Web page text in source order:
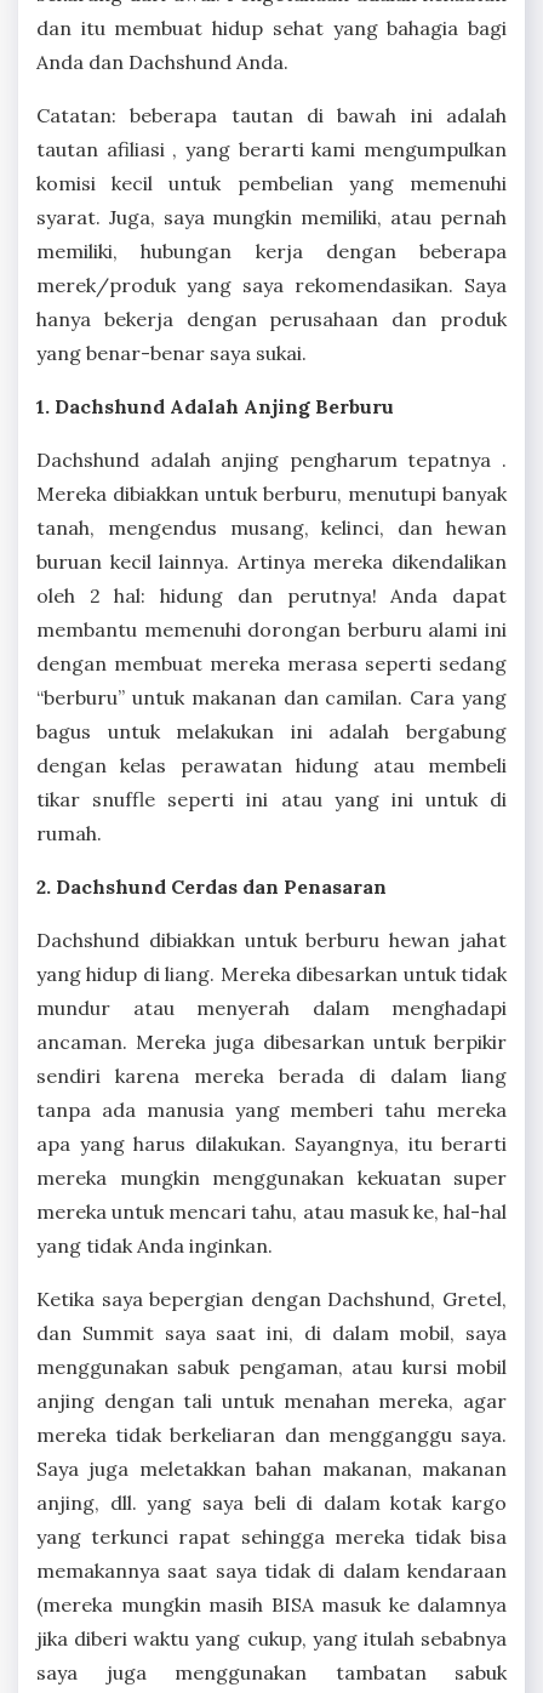
dan itu membuat hidup sehat yang bahagia bagi
Anda dan Dachshund Anda.
Catatan: beberapa tautan di bawah ini adalah
tautan afiliasi , yang berarti kami mengumpulkan
komisi kecil untuk pembelian yang memenuhi
syarat. Juga, saya mungkin memiliki, atau pernah
memiliki, hubungan kerja dengan beberapa
merek/produk yang saya rekomendasikan. Saya
hanya bekerja dengan perusahaan dan produk
yang benar-benar saya sukai.
1. Dachshund Adalah Anjing Berburu
Dachshund adalah anjing pengharum tepatnya .
Mereka dibiakkan untuk berburu, menutupi banyak
tanah, mengendus musang, kelinci, dan hewan
buruan kecil lainnya. Artinya mereka dikendalikan
oleh 2 hal: hidung dan perutnya! Anda dapat
membantu memenuhi dorongan berburu alami ini
dengan membuat mereka merasa seperti sedang
“berburu” untuk makanan dan camilan. Cara yang
bagus untuk melakukan ini adalah bergabung
dengan kelas perawatan hidung atau membeli
tikar snuffle seperti ini atau yang ini untuk di
rumah.
2. Dachshund Cerdas dan Penasaran
Dachshund dibiakkan untuk berburu hewan jahat
yang hidup di liang. Mereka dibesarkan untuk tidak
mundur atau menyerah dalam menghadapi
ancaman. Mereka juga dibesarkan untuk berpikir
sendiri karena mereka berada di dalam liang
tanpa ada manusia yang memberi tahu mereka
apa yang harus dilakukan. Sayangnya, itu berarti
mereka mungkin menggunakan kekuatan super
mereka untuk mencari tahu, atau masuk ke, hal-hal
yang tidak Anda inginkan.
Ketika saya bepergian dengan Dachshund, Gretel,
dan Summit saya saat ini, di dalam mobil, saya
menggunakan sabuk pengaman, atau kursi mobil
anjing dengan tali untuk menahan mereka, agar
mereka tidak berkeliaran dan mengganggu saya.
Saya juga meletakkan bahan makanan, makanan
anjing, dll. yang saya beli di dalam kotak kargo
yang terkunci rapat sehingga mereka tidak bisa
memakannya saat saya tidak di dalam kendaraan
(mereka mungkin masih BISA masuk ke dalamnya
jika diberi waktu yang cukup, yang itulah sebabnya
saya juga menggunakan tambatan sabuk